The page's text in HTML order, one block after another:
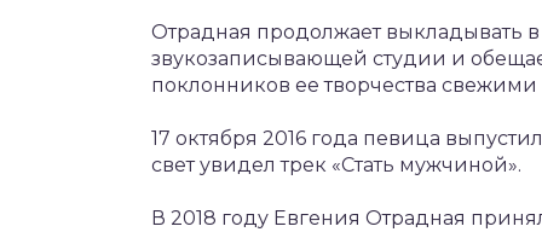
Отрадная продолжает выкладывать
звукозаписывающей студии и
поклонников ее творчества
17 октября 2016 года певица
свет увидел трек «Стать мужчиной».
В 2018 году Евгения Отрадная